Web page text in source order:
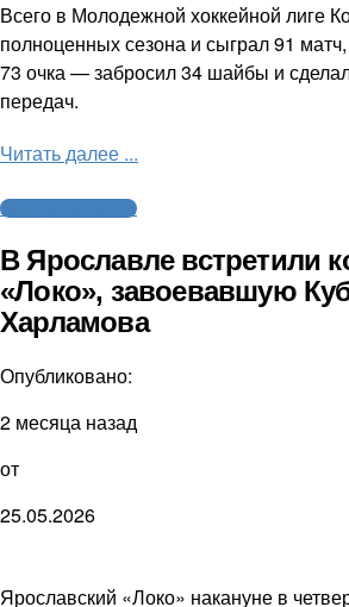
Всего в Молодежной хоккейной лиге
полноценных сезона и сыграл 91
73 очка — забросил 34 шайбы и
передач.
Читать далее ...
Молодежный хоккей
В Ярославле встретили
«Локо», завоевавшую
Харламова
Опубликовано:
2 месяца назад
от
25.05.2026
Ярославский «Локо» накануне в